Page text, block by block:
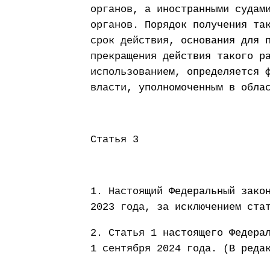
органов, а иностранными
органов. Порядок получения
срок действия, основания для
прекращения действия такого
использованием, определяется
власти, уполномоченным в
Статья 3
1. Настоящий Федеральный
2023 года, за исключением
2. Статья 1 настоящего
1 сентября 2024 года. (В